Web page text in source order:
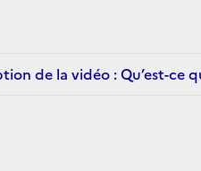
de la vidéo : Qu’est-ce